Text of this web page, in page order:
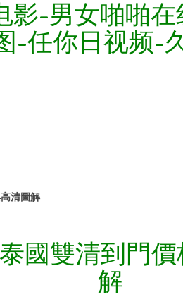
-男女啪啪
-任你日视频-
清圖解
國雙清到門
解